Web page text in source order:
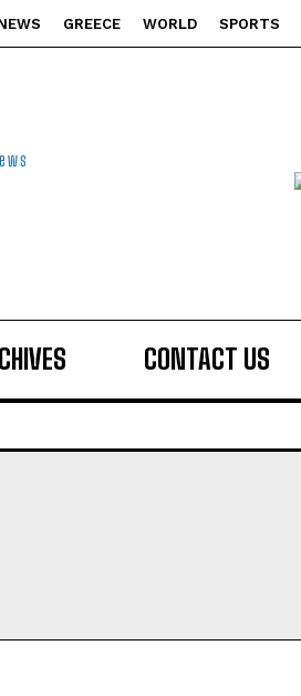
GREECE WORLD SPORTS
CONTACT US